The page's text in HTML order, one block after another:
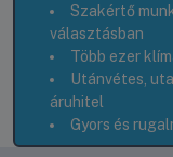
Szakértő
választásban
Több ezer
Utánvétes,
áruhitel
Gyors és